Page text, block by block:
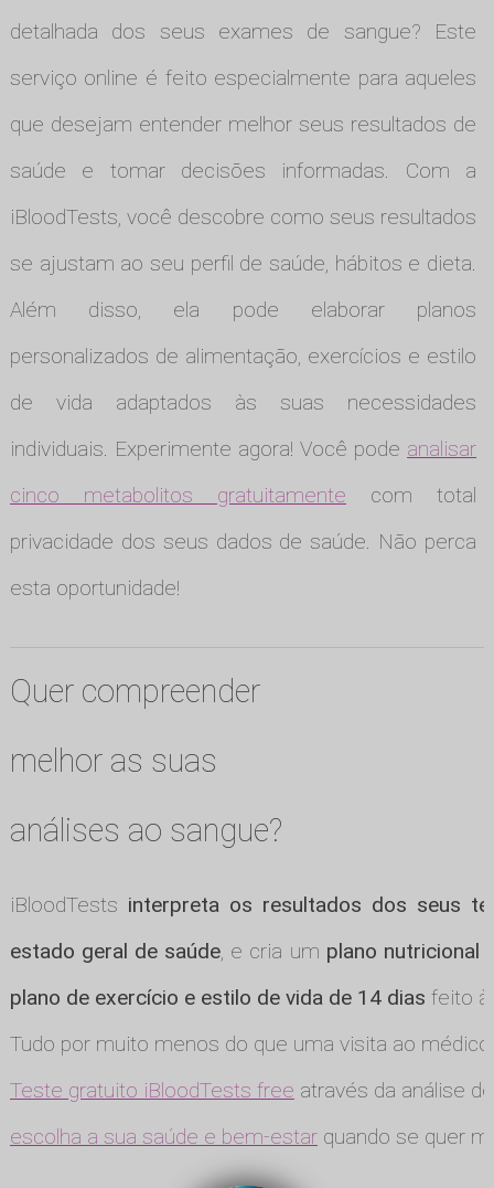
detalhada dos seus exames de sangue? Este
serviço online é feito especialmente para aqueles
que desejam entender melhor seus resultados de
saúde e tomar decisões informadas. Com a
iBloodTests, você descobre como seus resultados
se ajustam ao seu perfil de saúde, hábitos e dieta.
Além disso, ela pode elaborar planos
personalizados de alimentação, exercícios e estilo
de vida adaptados às suas necessidades
individuais. Experimente agora! Você pode analisar
cinco metabolitos gratuitamente com total
privacidade dos seus dados de saúde. Não perca
esta oportunidade!
Quer compreender
melhor as suas
análises ao sangue?
iBloodTests interpreta os resultados dos seus
estado geral de saúde, e cria um plano nutricional
plano de exercício e estilo de vida de 14 dias feito à
Tudo por muito menos do que uma visita ao médico.
Teste gratuito iBloodTests free através da análise
escolha a sua saúde e bem-estarquando se quer